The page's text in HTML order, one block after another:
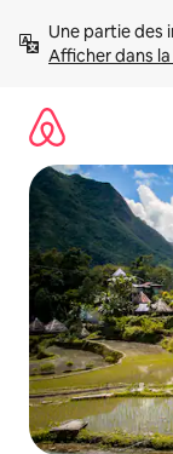
directement
Afficher dans